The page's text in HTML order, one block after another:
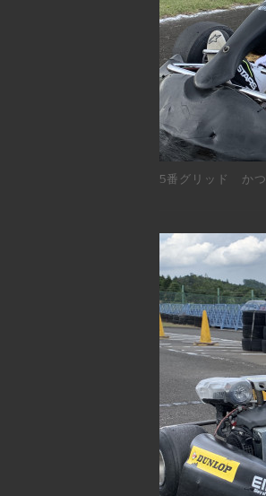
5番グリッド か